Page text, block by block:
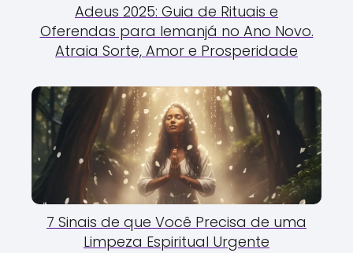
Adeus 2025: Guia de Rituais e
Oferendas para Iemanjá no Ano Novo.
Atraia Sorte, Amor e Prosperidade
7 Sinais de que Você Precisa de uma
Limpeza Espiritual Urgente